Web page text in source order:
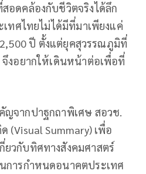
อดคล้องกับชีวิตจริงได้ลึก
ทศไทยไม่ได้มีที่มาเพียงแค่
ปี ตั้งแต่ยุคสุวรรณภูมิที่
จึงอยากให้เดินหน้าต่อเพื่อที่
ญจากปาฐกถาพิเศษ สอวช.
(Visual Summary) เพื่อ
วกับทิศทางสังคมศาสตร์
การกำหนดอนาคตประเทศ